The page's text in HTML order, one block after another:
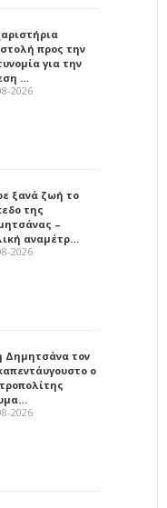
προς την
για την
…
2026
ξανά ζωή το
της
–
αναμέτρ…
2026
Δημητσάνα τον
ο
2026